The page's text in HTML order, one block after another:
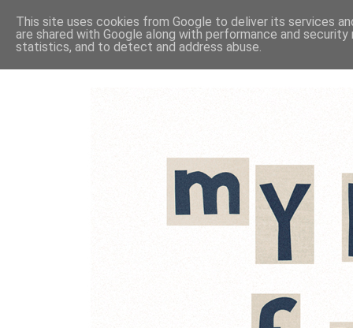
This site uses cookies from Google to deliver its services
are shared with Google along with performance and
statistics, and to detect and address abuse.